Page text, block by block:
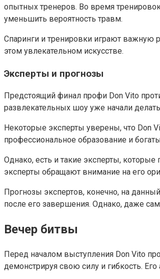
опытных тренеров. Во время
уменьшить вероятность травм.
Спаринги и тренировки играют важную
этом увлекательном искусстве.
Эксперты и прогнозы
Предстоящий финал профи Don Vito
развлекательных шоу уже начали
Некоторые эксперты уверены, что Don
профессиональное образование и
Однако, есть и такие эксперты,
эксперты обращают внимание на его
Прогнозы экспертов, конечно, на
после его завершения. Однако, даже
Вечер битвы
Перед началом выступления Don Vito
демонстрируя свою силу и гибкость.